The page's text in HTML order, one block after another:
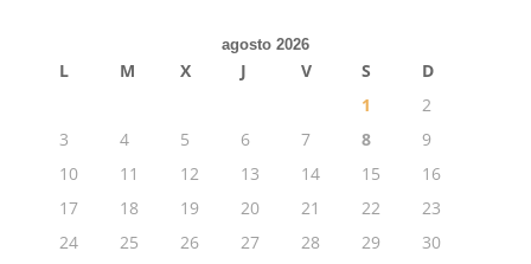
agosto 2026
L M X J V S
D
1
2
3
4 5 6 7 8
9
10
11 12 13 14 15
16
17
18 19 20 21 22
23
24
25 26 27 28 29
30